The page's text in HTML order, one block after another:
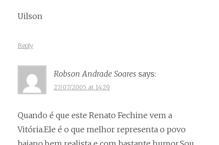
Uilson
Reply
Robson Andrade Soares says:
27/07/2005 at 14:29
Quando é que este Renato Fechine vem a
Vitória.Ele é o que melhor representa o povo